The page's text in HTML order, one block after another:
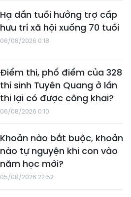
Hạ dần tuổi hưởng trợ cấp
hưu trí xã hội xuống 70 tuổi
06/08/2026 0:18
Điểm thi, phổ điểm của 328
thí sinh Tuyên Quang ở lần
thi lại có được công khai?
06/08/2026 0:10
Khoản nào bắt buộc, khoản
nào tự nguyện khi con vào
năm học mới?
05/08/2026 22:52